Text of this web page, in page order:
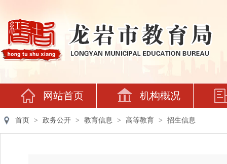
网站首页 机构概况
首页 > 政务公开 > 教育信息 > 高等教育 > 招生信息